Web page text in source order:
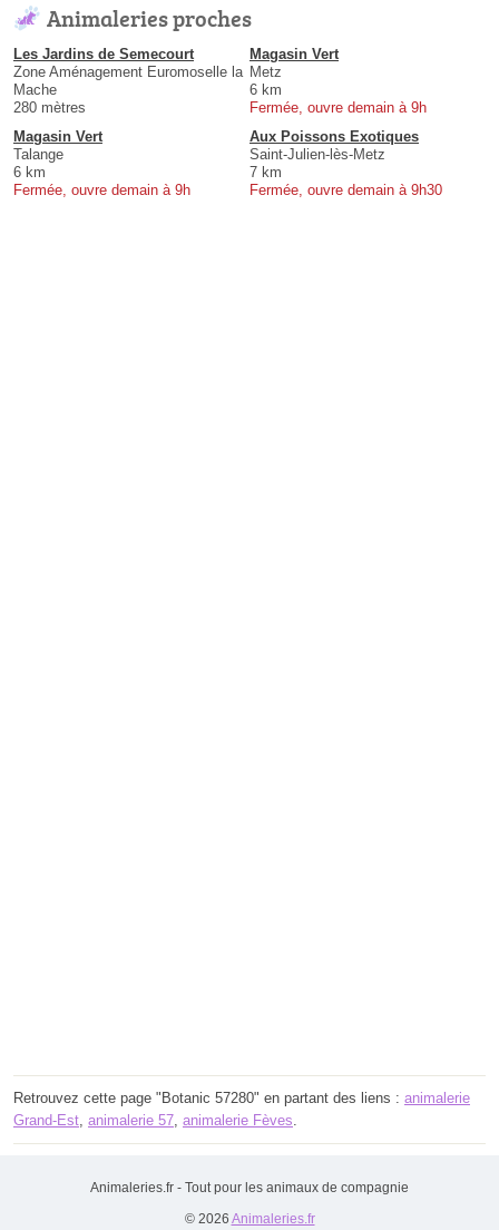
Animaleries proches
Les Jardins de Semecourt
Zone Aménagement Euromoselle la
Mache
280 mètres
Magasin Vert
Metz
6 km
Fermée, ouvre demain à 9h
Magasin Vert
Talange
6 km
Fermée, ouvre demain à 9h
Aux Poissons Exotiques
Saint-Julien-lès-Metz
7 km
Fermée, ouvre demain à 9h30
Retrouvez cette page "Botanic 57280" en partant des liens : animalerie
Grand-Est animalerie 57 animalerie Fèves
Animaleries.fr - Tout pour les animaux de compagnie
© 2026 Animaleries.fr